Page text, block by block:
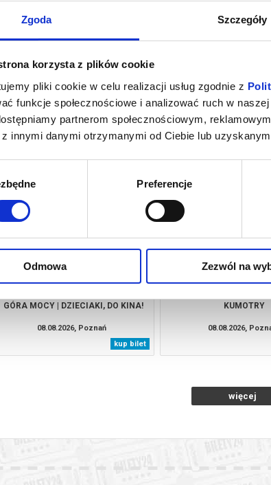
Zgoda Szczegóły
korzysta z plików cookie
pliki cookie w celu realizacji usług zgodnie z
funkcje społecznościowe i analizować ruch w
partnerom społecznościowym,
z innymi danymi otrzymanymi od Ciebie lub
Preferencje
Odmowa Zezwól na
PEJZAŻ W KOLORZE SEPII
07.08.2026, Poznań
ŚCIEŻKI ŻYCIA | POKAZY
07.08.2026,
GÓRA MOCY | DZIECIAKI, DO KINA!
08.08.2026, Poznań
kup bilet
KUMOTRY
08.08.2026,
więcej